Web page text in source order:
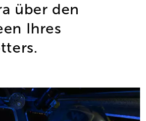
über den
Ihres